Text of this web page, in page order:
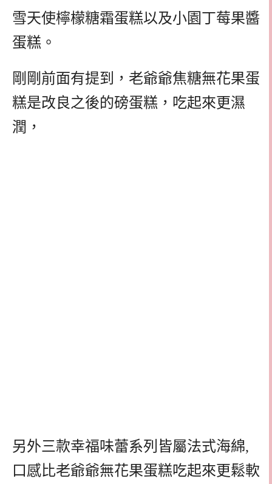
雪天使檸檬糖霜蛋糕以及小園丁莓果醬
蛋糕。
剛剛前面有提到，老爺爺焦糖無花果蛋
糕是改良之後的磅蛋糕，吃起來更濕
潤，
另外三款幸福味蕾系列皆屬法式海綿,
口感比老爺爺無花果蛋糕吃起來更鬆軟